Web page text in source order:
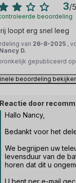
3/5
beoordeling
loopt erg snel leeg
van 26-8-2025 ,
Nancy D.
gepubliceerd
beoordeling
Reactie door
Hallo Nancy,
Bedankt voor het
We begrijpen uw
levensduur van de
horen dat dit u
U bent per e-mail